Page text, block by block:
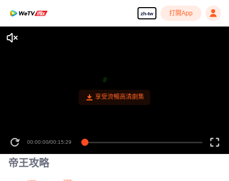
zh-tw 打開App
享受流暢高清劇集
00:00:00/00:15:29
帝王攻略